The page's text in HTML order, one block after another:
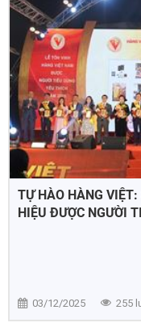
TỰ HÀO HÀNG
HIỆU ĐƯỢC NGƯỜI
03/12/2025 255